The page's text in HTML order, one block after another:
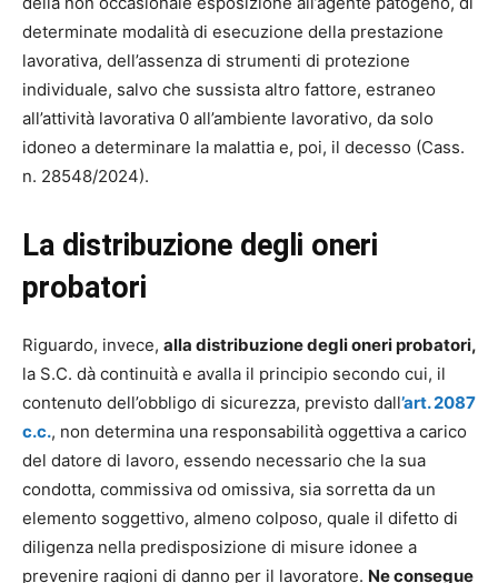
determinate modalità di esecuzione della prestazione
lavorativa, dell’assenza di strumenti di protezione
individuale, salvo che sussista altro fattore, estraneo
all’attività lavorativa 0 all’ambiente lavorativo, da solo
idoneo a determinare la malattia e, poi, il decesso (Cass.
n. 28548/2024).
La distribuzione degli oneri
probatori
Riguardo, invece, alla distribuzione degli oneri probatori,
la S.C. dà continuità e avalla il principio secondo cui, il
contenuto dell’obbligo di sicurezza, previsto dall’art. 2087
c.c., non determina una responsabilità oggettiva a carico
del datore di lavoro, essendo necessario che la sua
condotta, commissiva od omissiva, sia sorretta da un
elemento soggettivo, almeno colposo, quale il difetto di
diligenza nella predisposizione di misure idonee a
prevenire ragioni di danno per il lavoratore. Ne consegue